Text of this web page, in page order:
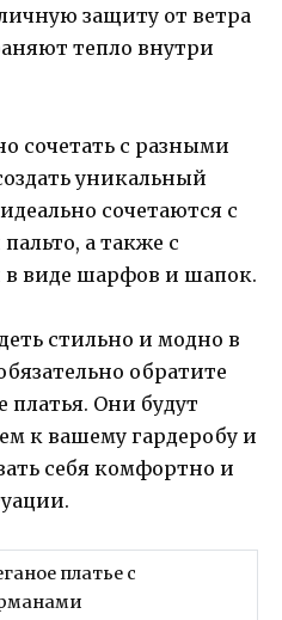
защиту от ветра
тепло внутри
сочетать с разными
уникальный
сочетаются с
а также с
виде шарфов и шапок.
стильно и модно в
обратите
Они будут
к вашему гардеробу и
себя комфортно и
платье с